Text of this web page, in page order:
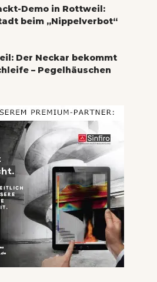
Demo in Rottweil:
beim „Nippelverbot“
Der Neckar bekommt
– Pegelhäuschen